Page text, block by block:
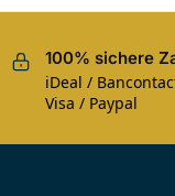
100% sichere
iDeal /
Visa / Paypal